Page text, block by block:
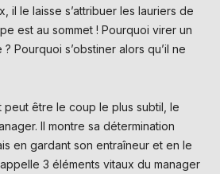
il le laisse s’attribuer les lauriers de
est au sommet ! Pourquoi virer un
Pourquoi s’obstiner alors qu’il ne
peut être le coup le plus subtil, le
Il montre sa détermination
en gardant son entraîneur et en le
3 éléments vitaux du manager